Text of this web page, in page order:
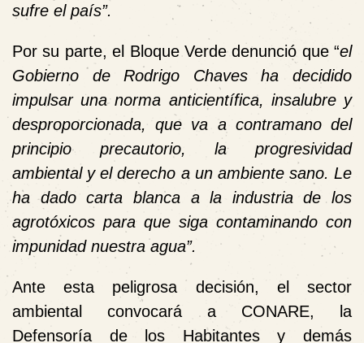
sufre el país”.
Por su parte, el Bloque Verde denunció que “el
Gobierno de Rodrigo Chaves ha decidido
impulsar una norma anticientífica, insalubre y
desproporcionada, que va a contramano del
principio precautorio, la progresividad
ambiental y el derecho a un ambiente sano. Le
ha dado carta blanca a la industria de los
agrotóxicos para que siga contaminando con
impunidad nuestra agua”.
Ante esta peligrosa decisión, el sector
ambiental convocará a CONARE, la
Defensoría de los Habitantes y demás